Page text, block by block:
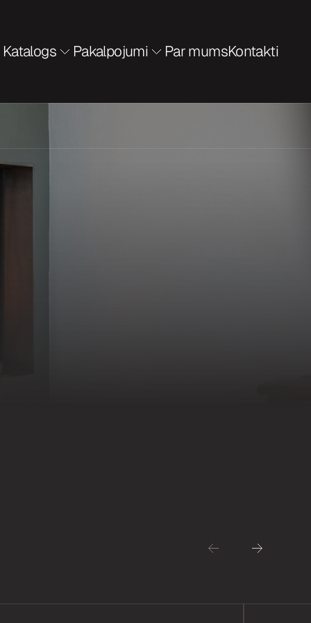
Katalogs Pakalpojumi Par mumsKontakti